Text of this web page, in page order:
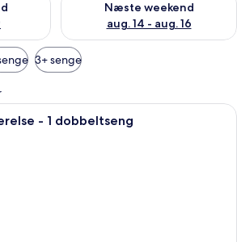
Næste weekend
aug. 14 - aug. 16
3+ senge
Et hotelværelse med en stor seng,
- 1 dobbeltseng